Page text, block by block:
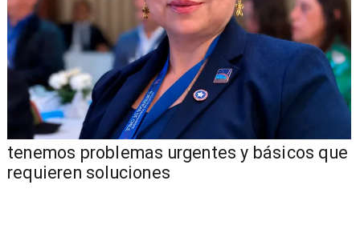
tenemos problemas urgentes y básicos que
requieren soluciones